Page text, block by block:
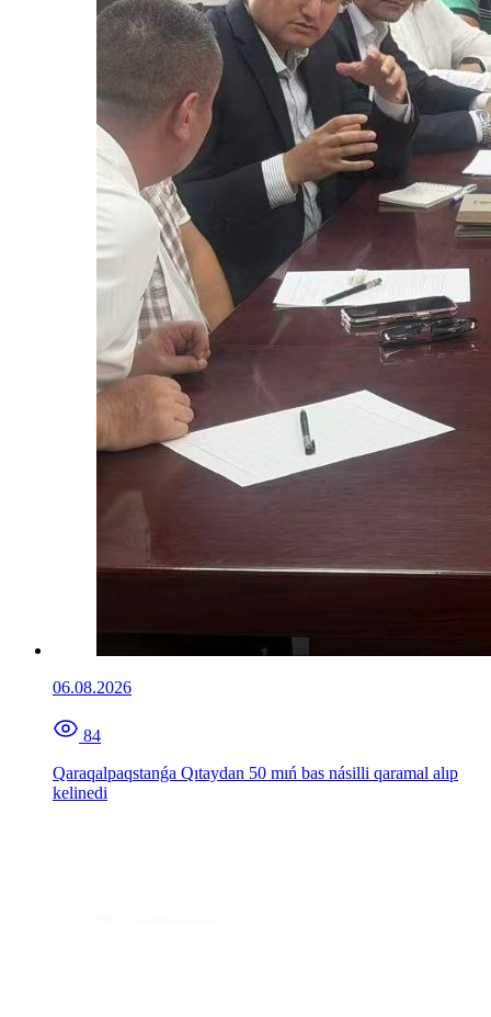
06.08.2026
84
Qaraqalpaqstanǵa Qıtaydan 50 mıń bas násilli qaramal alıp
kelinedi